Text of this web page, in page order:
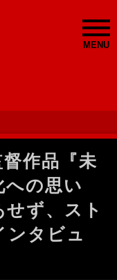
MENU
作品『未
への思い
せず、スト
ンタビュ